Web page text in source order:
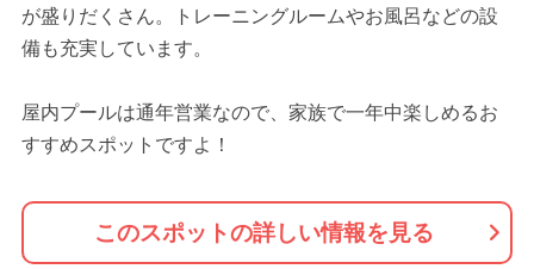
が盛りだくさん。トレーニングルームやお風呂などの設
備も充実しています。
屋内プールは通年営業なので、家族で一年中楽しめるお
すすめスポットですよ！
このスポットの詳しい情報を見る